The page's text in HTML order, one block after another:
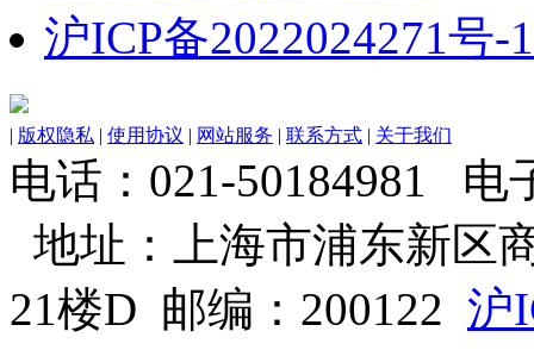
沪ICP备2022024271号-1
| 版权隐私 | 使用协议 | 网站服务 | 联系方式 | 关于我们
电话：021-50184981 电
地址：上海市浦东新区
21楼D 邮编：200122 沪